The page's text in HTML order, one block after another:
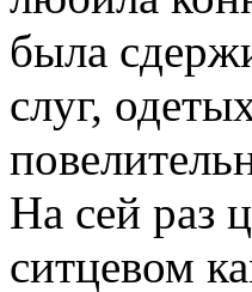
была
слуг,
На сей раз
ситцевом